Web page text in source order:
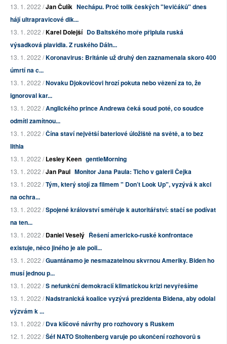
13. 1. 2022 /Jan Čulík Nechápu. Proč tolik českých "levičáků" dnes
hájí ultrapravicové dik...
13. 1. 2022 /Karel Dolejší Do Baltského moře připlula ruská
výsadková plavidla. Z ruského Dáln...
13. 1. 2022 /Koronavirus: Británie už druhý den zaznamenala skoro 400
úmrtí na c...
13. 1. 2022 /Novaku Djokovičovi hrozí pokuta nebo vězení za to, že
ignoroval kar...
13. 1. 2022 /Anglického prince Andrewa čeká soud poté, co soudce
odmítl zamítnou...
13. 1. 2022 /Čína staví největší bateriové úložiště na světě, a to bez
lithia
13. 1. 2022 /Lesley Keen gentleMorning
13. 1. 2022 /Jan Paul Monitor Jana Paula: Ticho v galerii Čejka
13. 1. 2022 /Tým, který stojí za filmem " Don’t Look Up", vyzývá k akci
na ochra...
13. 1. 2022 /Spojené království směřuje k autoritářství: stačí se podívat
na ten...
13. 1. 2022 /Daniel Veselý Řešení americko-ruské konfrontace
existuje, něco jiného je ale poli...
13. 1. 2022 /Guantánamo je nesmazatelnou skvrnou Ameriky. Biden ho
musí jednou p...
13. 1. 2022 /S nefunkční demokracií klimatickou krizi nevyřešíme
13. 1. 2022 /Nadstranická koalice vyzývá prezidenta Bidena, aby odolal
výzvám k ...
13. 1. 2022 /Dva klíčové návrhy pro rozhovory s Ruskem
12. 1. 2022 /Šéf NATO Stoltenberg varuje po ukončení rozhovorů s